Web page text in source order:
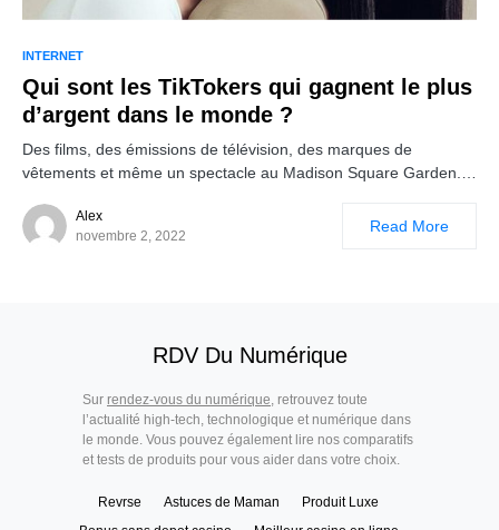
INTERNET
Qui sont les TikTokers qui gagnent le plus
d’argent dans le monde ?
Des films, des émissions de télévision, des marques de
vêtements et même un spectacle au Madison Square Garden.…
Alex
novembre 2, 2022
Read More
RDV Du Numérique
Sur rendez-vous du numérique, retrouvez toute
l’actualité high-tech, technologique et numérique dans
le monde. Vous pouvez également lire nos comparatifs
et tests de produits pour vous aider dans votre choix.
Revrse Astuces de Maman
Produit Luxe